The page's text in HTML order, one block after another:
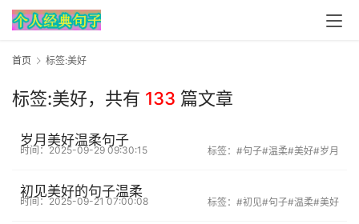
首页 标签:美好
标签:美好， 共有 133 篇文章
岁月美好温柔句子
时间：2025-09-29 09:30:15 标签： #句子#温柔#美好#岁月
初见美好的句子温柔
时间：2025-09-21 07:00:08 标签： #初见#句子#温柔#美好